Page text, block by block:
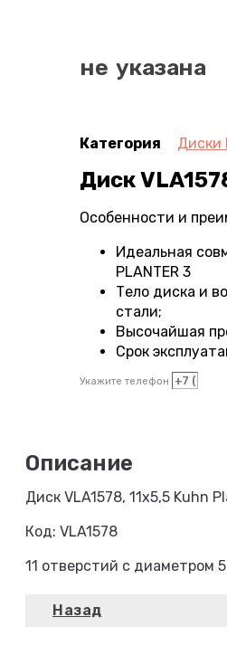
не указана
Категория Диски
Диск
Особенности и
Идеальная
PLANTER 3
Тело диска и
стали;
Высочайшая
Срок
Укажите телефон
Диск VLA1578, 11х5,5 Kuhn
Код: VLA1578
11 отверстий с диаметром